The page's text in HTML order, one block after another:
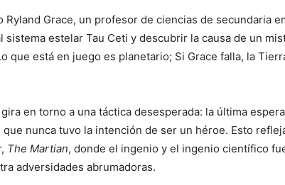
Ryland Grace, un profesor de ciencias de secundaria
sistema estelar Tau Ceti y descubrir la causa de un
que está en juego es planetario; Si Grace falla, la
en torno a una táctica desesperada: la última
nunca tuvo la intención de ser un héroe. Esto
The Martian, donde el ingenio y el ingenio científico
adversidades abrumadoras.